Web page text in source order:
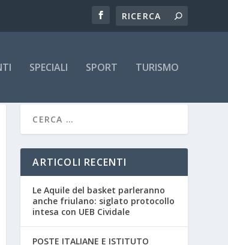
SPECIALI SPORT TURISMO
ARTICOLI RECENTI
Le Aquile del basket parleranno
anche friulano: siglato protocollo
intesa con UEB Cividale
POSTE ITALIANE E ISTITUTO